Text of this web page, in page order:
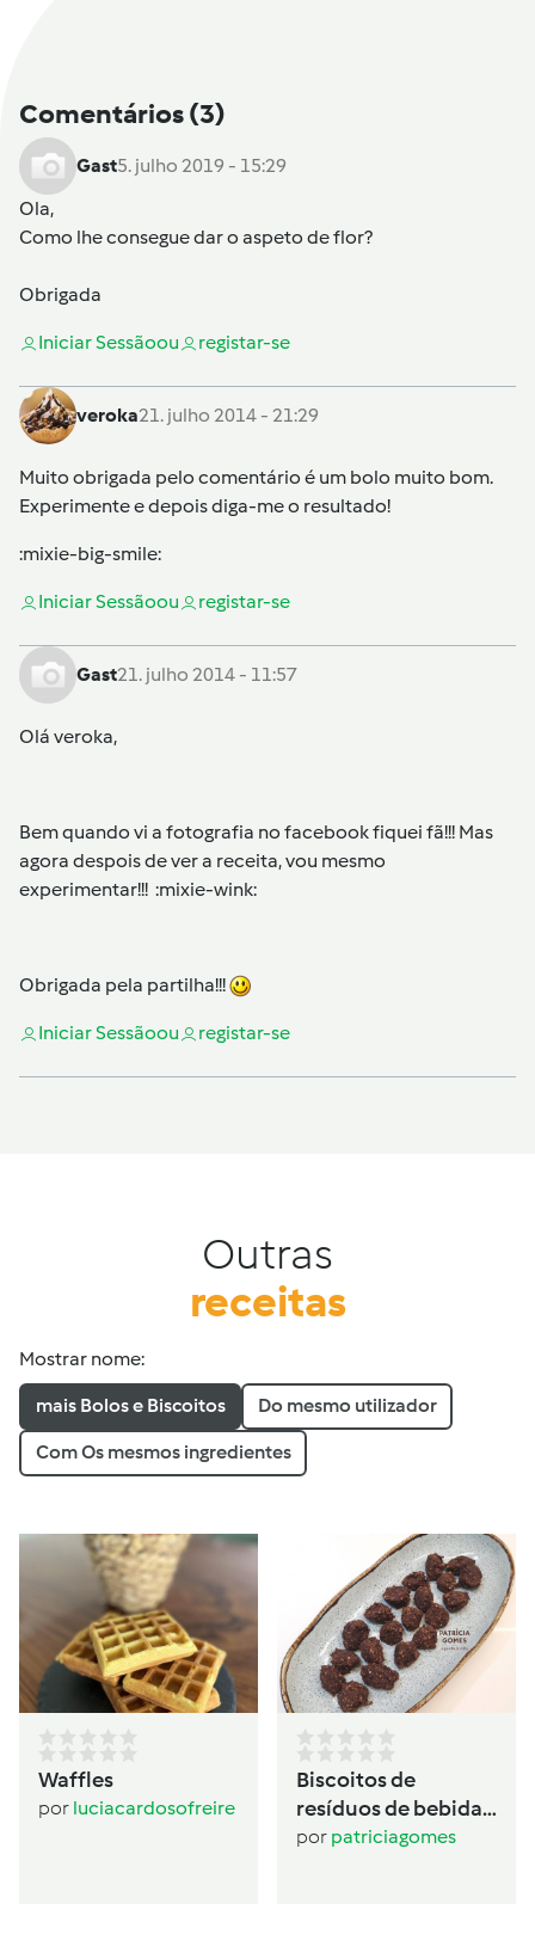
Comentários(3)
Gast5. julho 2019 - 15:29
Ola,
Como lhe consegue dar o aspeto de flor?
Obrigada
Iniciar Sessãoou registar-se
veroka21. julho 2014 - 21:29
Muito obrigada pelo comentário é um bolo muito bom.
Experimente e depois diga-me o resultado!
:mixie-big-smile:
Iniciar Sessãoou registar-se
Gast21. julho 2014 - 11:57
Olá veroka,
Bem quando vi a fotografia no facebook fiquei fã!!! Mas
agora despois de ver a receita, vou mesmo
experimentar!!! :mixie-wink:
Obrigada pela partilha!!!
Iniciar Sessãoou registar-se
Outras
receitas
Mostrar nome:
mais Bolos e Biscoitos Do mesmo utilizador
Com Os mesmos ingredientes
Waffles
por luciacardosofreire
Biscoitos de
resíduos de bebida
de aveia
por patriciagomes